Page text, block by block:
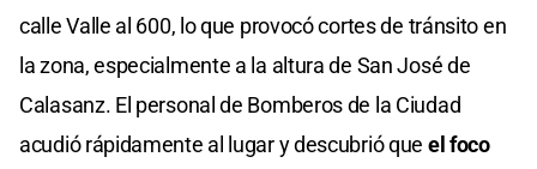
calle Valle al 600, lo que provocó cortes de tránsito en
la zona, especialmente a la altura de San José de
Calasanz. El personal de Bomberos de la Ciudad
acudió rápidamente al lugar y descubrió que el foco